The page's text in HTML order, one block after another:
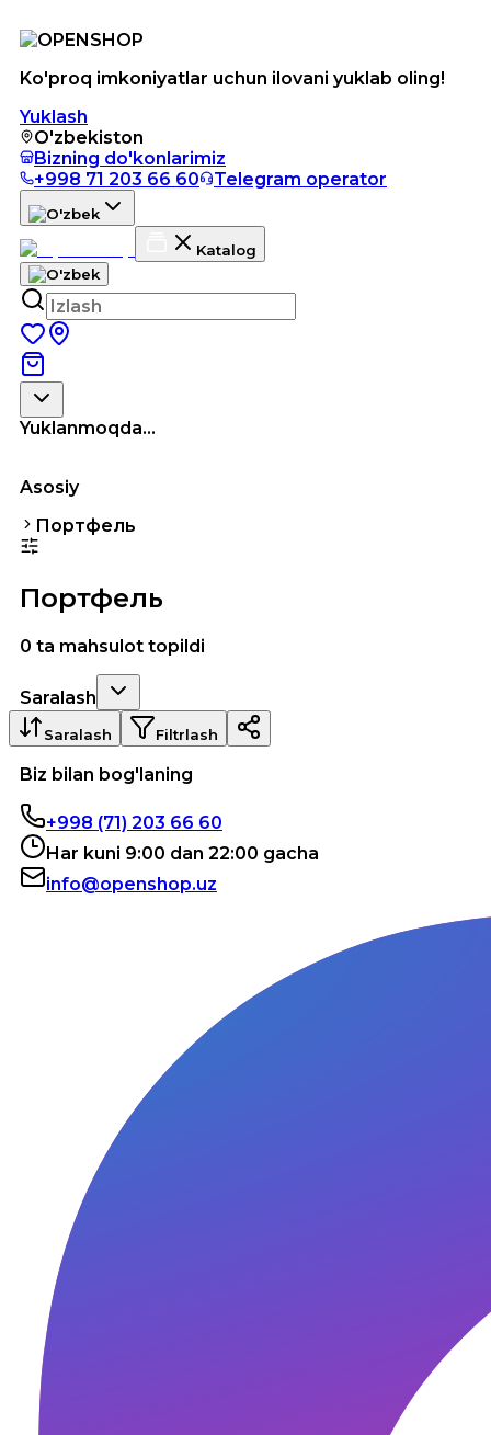
Ko'proq imkoniyatlar uchun ilovani yuklab oling!
Yuklash
O'zbekiston
Bizning do'konlarimiz
+998 71 203 66 60
Telegram operator
Katalog
Yuklanmoqda...
Asosiy
Портфель
Портфель
0 ta mahsulot topildi
Saralash
Saralash Filtrlash
Biz bilan bog'laning
+998 (71) 203 66 60
Har kuni 9:00 dan 22:00 gacha
info@openshop.uz